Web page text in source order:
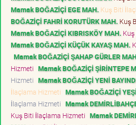
Mamak BOĞAZİÇİ EGE MAH. Kuş Biti
BOĞAZİÇİ FAHRİ KORUTÜRK MAH. Kuş
Mamak BOĞAZİÇİ KIBRISKÖY MAH.
Mamak BOĞAZİÇİ KÜÇÜK KAYAŞ MAH.
Mamak BOĞAZİÇİ ŞAHAP GÜRLER
Hizmeti Mamak BOĞAZİÇİ ŞİRİNTEPE
Hizmeti Mamak BOĞAZİÇİ YENİ
İlaçlama Hizmeti Mamak BOĞAZİÇİ
İlaçlama Hizmeti Mamak
Kuş Biti İlaçlama Hizmeti Mamak